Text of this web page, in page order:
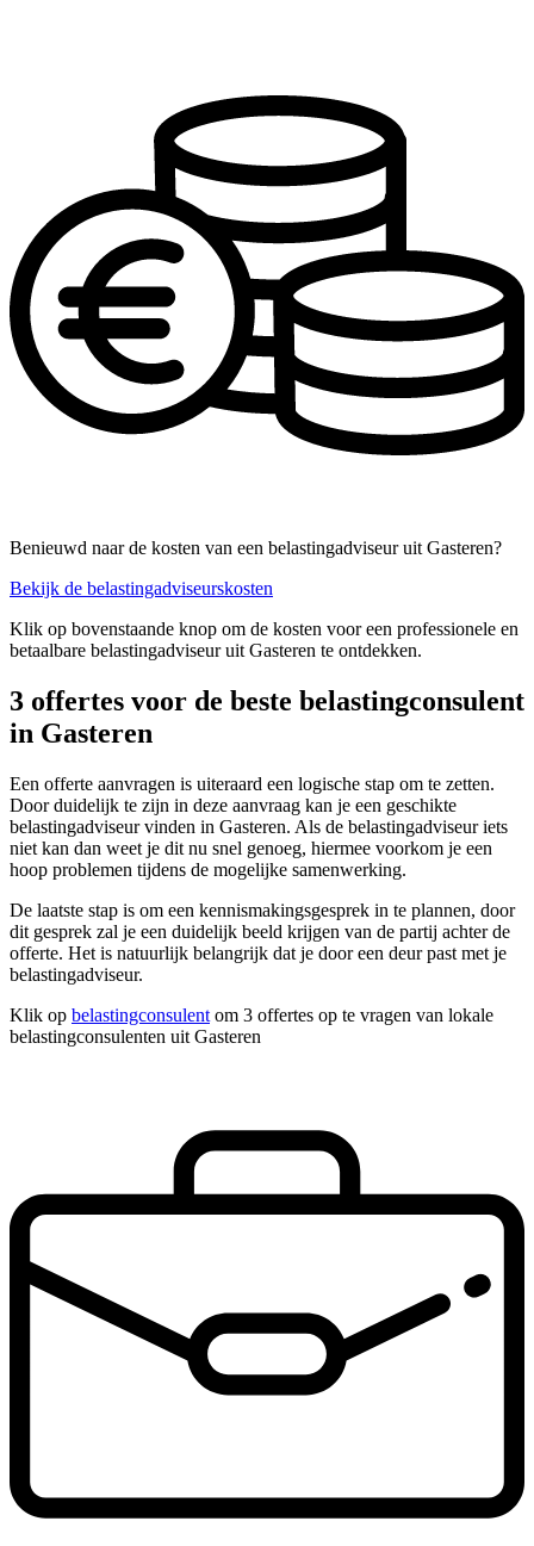
Benieuwd naar de kosten van een belastingadviseur uit Gasteren?
Bekijk de belastingadviseurskosten
Klik op bovenstaande knop om de kosten voor een professionele en
betaalbare belastingadviseur uit Gasteren te ontdekken.
3 offertes voor de beste belastingconsulent
in Gasteren
Een offerte aanvragen is uiteraard een logische stap om te zetten.
Door duidelijk te zijn in deze aanvraag kan je een geschikte
belastingadviseur vinden in Gasteren. Als de belastingadviseur iets
niet kan dan weet je dit nu snel genoeg, hiermee voorkom je een
hoop problemen tijdens de mogelijke samenwerking.
De laatste stap is om een kennismakingsgesprek in te plannen, door
dit gesprek zal je een duidelijk beeld krijgen van de partij achter de
offerte. Het is natuurlijk belangrijk dat je door een deur past met je
belastingadviseur.
Klik op belastingconsulent om 3 offertes op te vragen van lokale
belastingconsulenten uit Gasteren